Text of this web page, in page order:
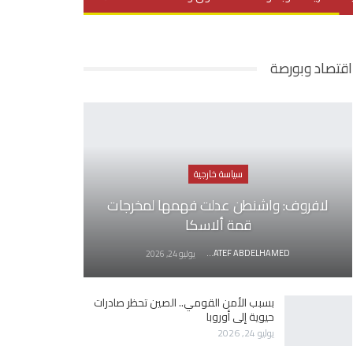
اقتصاد وبورصة
سياسة خارجية
لافروف: واشنطن عدلت فهمها لمخرجات
قمة ألاسكا
AWATEF ABDELHAMED يوليو 24, 2026
بسبب الأمن القومي.. الصين تحظر صادرات
حيوية إلى أوروبا
يوليو 24, 2026